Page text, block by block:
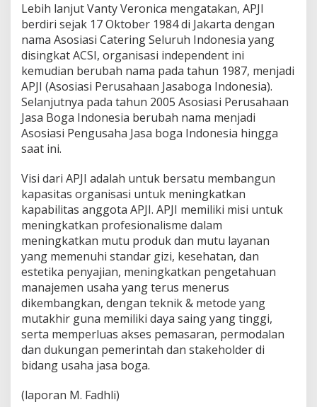
Lebih lanjut Vanty Veronica mengatakan, APJI
berdiri sejak 17 Oktober 1984 di Jakarta dengan
nama Asosiasi Catering Seluruh Indonesia yang
disingkat ACSI, organisasi independent ini
kemudian berubah nama pada tahun 1987, menjadi
APJI (Asosiasi Perusahaan Jasaboga Indonesia).
Selanjutnya pada tahun 2005 Asosiasi Perusahaan
Jasa Boga Indonesia berubah nama menjadi
Asosiasi Pengusaha Jasa boga Indonesia hingga
saat ini.
Visi dari APJI adalah untuk bersatu membangun
kapasitas organisasi untuk meningkatkan
kapabilitas anggota APJI. APJI memiliki misi untuk
meningkatkan profesionalisme dalam
meningkatkan mutu produk dan mutu layanan
yang memenuhi standar gizi, kesehatan, dan
estetika penyajian, meningkatkan pengetahuan
manajemen usaha yang terus menerus
dikembangkan, dengan teknik & metode yang
mutakhir guna memiliki daya saing yang tinggi,
serta memperluas akses pemasaran, permodalan
dan dukungan pemerintah dan stakeholder di
bidang usaha jasa boga.
(laporan M. Fadhli)